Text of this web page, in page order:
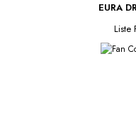
EURA
Liste